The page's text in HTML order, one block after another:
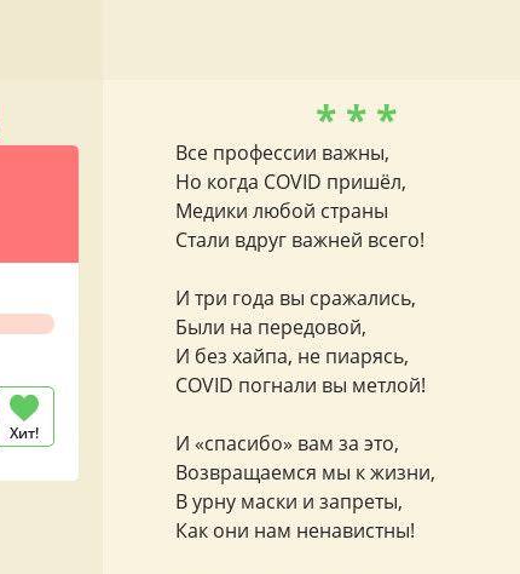
Хит!
* * *
Все профессии важны,
Но когда COVID пришёл,
Медики любой страны
Стали вдруг важней всего!
И три года вы сражались,
Были на передовой,
И без хайпа, не пиарясь,
COVID погнали вы метлой!
И «спасибо» вам за это,
Возвращаемся мы к жизни,
В урну маски и запреты,
Как они нам ненавистны!